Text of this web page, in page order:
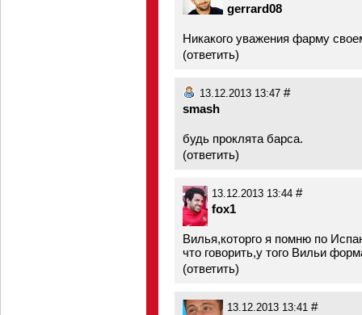
gerrard08
Никакого уважения фарму
(ответить)
13.12.2013 13:47 #
smash
будь проклята барса.
(ответить)
13.12.2013 13:44 #
fox1
Вилья,которго я помню по
что говорить,у того Вильи
(ответить)
13.12.2013 13:41 #